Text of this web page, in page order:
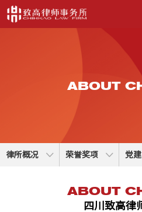
ABOUT
律所概况 荣誉奖项 党
ABOUT
四川致高律